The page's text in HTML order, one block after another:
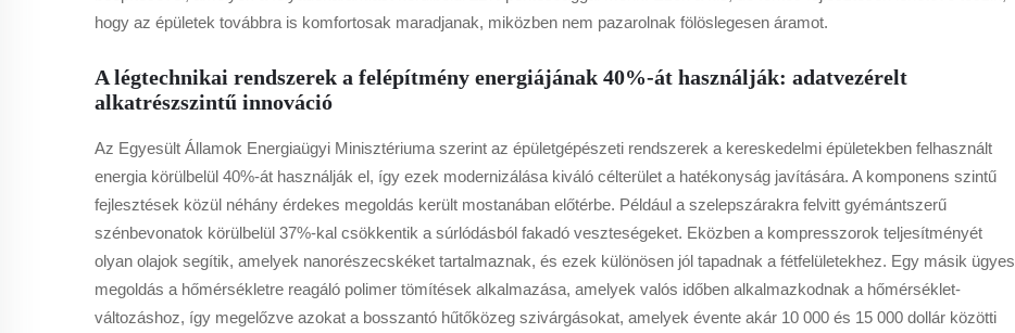
hogy az épületek továbbra is komfortosak maradjanak, miközben nem pazarolnak fölöslegesen áramot.
A légtechnikai rendszerek a felépítmény energiájának 40%-át használják: adatvezérelt
alkatrészszintű innováció
Az Egyesült Államok Energiaügyi Minisztériuma szerint az épületgépészeti rendszerek a kereskedelmi épületekben felhasznált
energia körülbelül 40%-át használják el, így ezek modernizálása kiváló célterület a hatékonyság javítására. A komponens szintű
fejlesztések közül néhány érdekes megoldás került mostanában előtérbe. Például a szelepszárakra felvitt gyémántszerű
szénbevonatok körülbelül 37%-kal csökkentik a súrlódásból fakadó veszteségeket. Eközben a kompresszorok teljesítményét
olyan olajok segítik, amelyek nanorészecskéket tartalmaznak, és ezek különösen jól tapadnak a fétfelületekhez. Egy másik ügyes
megoldás a hőmérsékletre reagáló polimer tömítések alkalmazása, amelyek valós időben alkalmazkodnak a hőmérséklet-
változáshoz, így megelőzve azokat a bosszantó hűtőközeg szivárgásokat, amelyek évente akár 10 000 és 15 000 dollár közötti